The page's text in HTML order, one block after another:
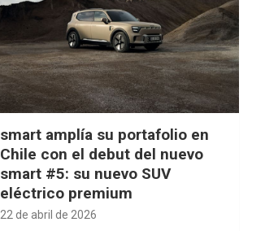
smart amplía su portafolio en
Chile con el debut del nuevo
smart #5: su nuevo SUV
eléctrico premium
22 de abril de 2026